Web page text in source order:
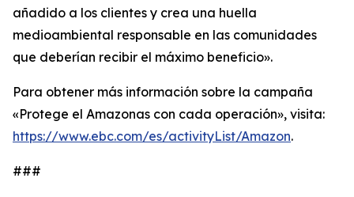
añadido a los clientes y crea una huella
medioambiental responsable en las comunidades
que deberían recibir el máximo beneficio».
Para obtener más información sobre la campaña
«Protege el Amazonas con cada operación», visita:
https://www.ebc.com/es/activityList/Amazon.
###